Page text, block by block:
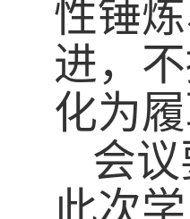
性锤
进，
化为
会